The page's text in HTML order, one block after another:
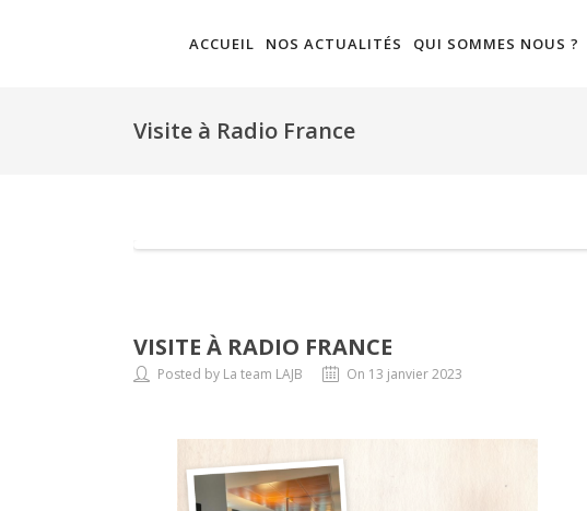
ACCUEIL NOS ACTUALITÉS QUI SOMMES NOUS ?
Visite à Radio France
VISITE À RADIO FRANCE
Posted by La team LAJB On 13 janvier 2023